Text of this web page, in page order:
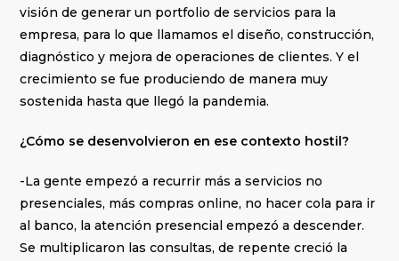
visión de generar un portfolio de servicios para la
empresa, para lo que llamamos el diseño, construcción,
diagnóstico y mejora de operaciones de clientes. Y el
crecimiento se fue produciendo de manera muy
sostenida hasta que llegó la pandemia.
¿Cómo se desenvolvieron en ese contexto hostil?
-La gente empezó a recurrir más a servicios no
presenciales, más compras online, no hacer cola para ir
al banco, la atención presencial empezó a descender.
Se multiplicaron las consultas, de repente creció la